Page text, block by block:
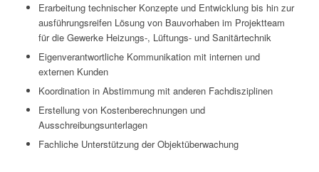
Erarbeitung technischer Konzepte und Entwicklung bis hin zur
ausführungsreifen Lösung von Bauvorhaben im Projektteam
für die Gewerke Heizungs-, Lüftungs- und Sanitärtechnik
Eigenverantwortliche Kommunikation mit internen und
externen Kunden
Koordination in Abstimmung mit anderen Fachdisziplinen
Erstellung von Kostenberechnungen und
Ausschreibungsunterlagen
Fachliche Unterstützung der Objektüberwachung